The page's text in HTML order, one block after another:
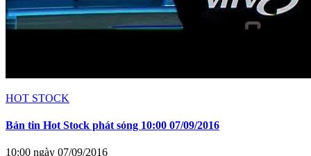
HOT STOCK
Bản tin Hot Stock phát sóng 10:00 07/09/2016
10:00 ngày 07/09/2016